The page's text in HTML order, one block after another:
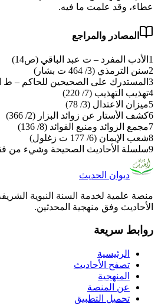
عطاء، وقد علمت ما فيه.
المصادر والمراجع
1 الأدب المفرد – ت عبد الباقي (ص14)
2سنن الترمذي (3/ 464 ت بشار)
3 المستدرك على الصحيحين للحاكم – ط
4تهذيب التهذيب (7/ 220)
5ميزان الاعتدال (3/ 78)
6كشف الأستار عن زوائد البزار (2/ 366)
7مجمع الزوائد ومنبع الفوائد (8/ 136)
8شعب الإيمان (6/ 177 ت زغلول)
9سلسلة الأحاديث الصحيحة وشيء من فقهها
ديوان الحديث
منصة علمية لخدمة السنة النبوية
الأحاديث وفق منهجية المحدثين.
روابط سريعة
الرئيسية
تصفح الأحاديث
المنهجية
عن المنصة
تحميل التطبيق